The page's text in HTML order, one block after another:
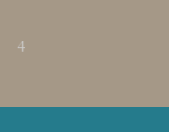
4